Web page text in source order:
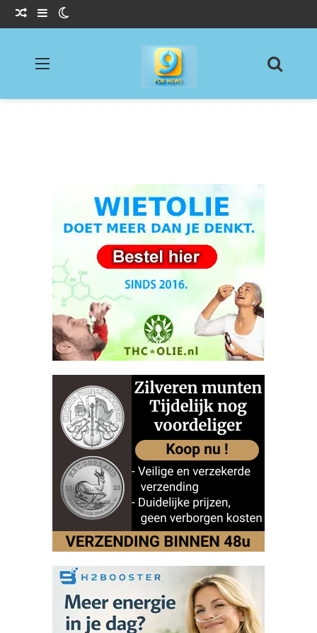
Willekeurig Artikel
Sidebar